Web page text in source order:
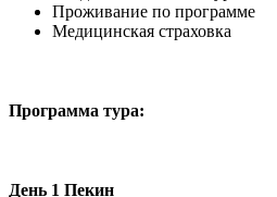
Проживание по программе
Медицинская страховка
Программа тура:
День 1 Пекин